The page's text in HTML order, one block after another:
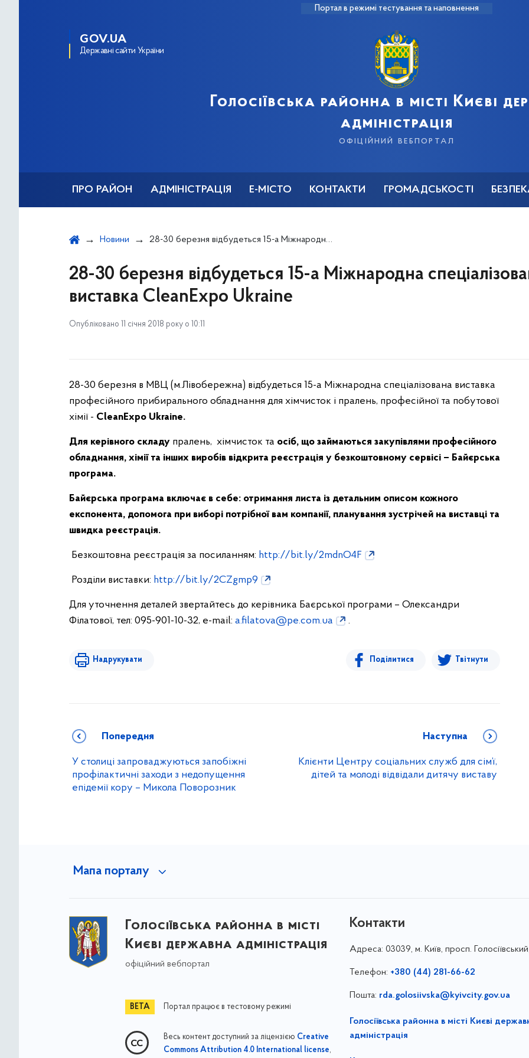
Портал в режимі тестування та наповнення
GOV.UA
Державні сайти України
Голосіївська районна в місті Києві
адміністрація
офіційний вебпортал
ПРО РАЙОН АДМІНІСТРАЦІЯ Е-МІСТО КОНТАКТИ ГРОМАДСЬКОСТІ
Новини 28-30 березня відбудеться 15-а Міжнародна спеціалізована виставка CleanExpo Ukraine
28-30 березня відбудеться 15-а Міжнародна
виставка CleanExpo Ukraine
Опубліковано 11 січня 2018 року о 10:11
28-30 березня в МВЦ (м.Лівобережна) відбудеться 15-а Міжнародна спеціалізована виставка
професійного прибирального обладнання для хімчисток і пралень, професійної та побутової
хімії - CleanExpo Ukraine.
Для керівного складу пралень, хімчисток та осіб, що займаються закупівлями професійного
обладнання, хімії та інших виробів відкрита реєстрація у безкоштовному сервісі – Байєрська
програма.
Байєрська програма включає в себе: отримання листа із детальним описом кожного
експонента, допомога при виборі потрібної вам компанії, планування зустрічей на виставці та
швидка реєстрація.
Безкоштовна реєстрація за посиланням: http://bit.ly/2mdnO4F
Розділи виставки: http://bit.ly/2CZgmp9
Для уточнення деталей звертайтесь до керівника Баєрської програми – Олександри
Філатової, тел: 095-901-10-32, e-mail: a.filatova@pe.com.ua .
Надрукувати Поділитися Твітнути
Попередня
У столиці запроваджуються запобіжні
профілактичні заходи з недопущення
епідемії кору – Микола Поворозник
Наступна
Клієнти Центру соціальних служб для сім’ї,
дітей та молоді відвідали дитячу виставу
Мапа порталу
Голосіївська районна в місті
Києві державна адміністрація
офіційний вебпортал
Портал працює в тестовому режимі
Весь контент доступний за ліцензією Creative
Commons Attribution 4.0 International license,
Контакти
Адреса: 03039, м. Київ, просп.
Телефон: +380 (44) 281-66-62
Пошта: rda.golosiivska@kyivcity.gov.ua
Голосіївська районна в місті Києві
адміністрація